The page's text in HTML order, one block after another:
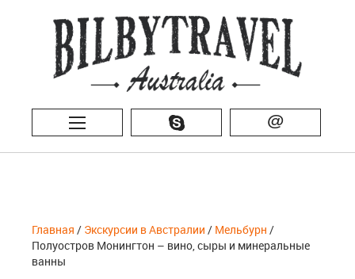
@
Главная / Экскурсии в Австралии / Мельбурн /
Полуостров Монингтон – вино, сыры и минеральные
ванны